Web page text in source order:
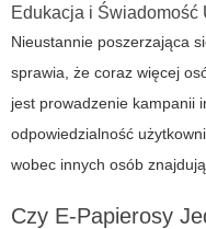
Edukacja i Świadomość
Nieustannie poszerzająca
sprawia, że coraz więcej
jest prowadzenie kampanii
odpowiedzialność
wobec innych osób
Czy E-Papierosy